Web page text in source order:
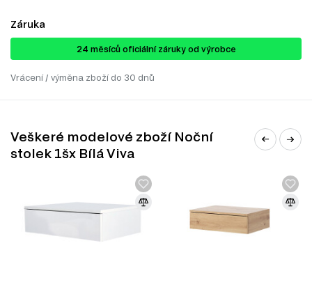
Záruka
24 ​​​​měsíců oficiální záruky od výrobce
Vrácení / výměna zboží do 30 dnů
Veškeré modelové zboží Noční
stolek 1šx Bílá Viva